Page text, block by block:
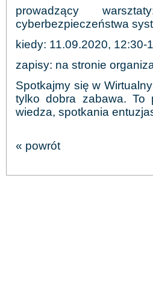
prowadzący
cyberbezpieczeństwa
kiedy: 11.09.2020, 12:30-
zapisy: na stronie
Spotkajmy się w
tylko dobra zabawa. To
wiedza, spotkania
« powrót